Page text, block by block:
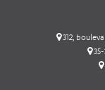
312,
35-